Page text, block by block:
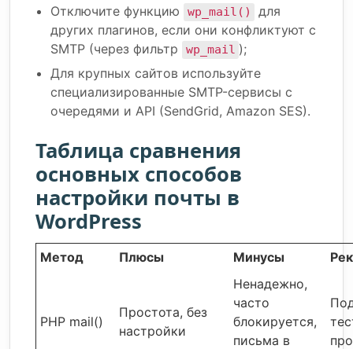
Отключите функцию
wp_mail()
для
других плагинов, если они конфликтуют с
SMTP (через фильтр
wp_mail );
Для крупных сайтов используйте
специализированные SMTP-сервисы с
очередями и API (SendGrid, Amazon SES).
Таблица сравнения
основных способов
настройки почты в
WordPress
Метод Плюсы Минусы
PHP mail()
Простота, без
настройки
Ненадежно,
часто
блокируется,
письма в